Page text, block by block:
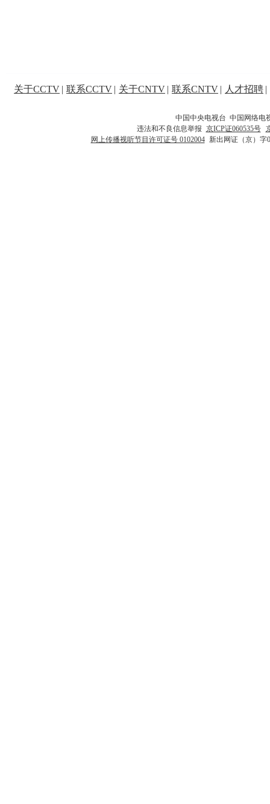
关于CCTV | 联系CCTV | 关于CNTV | 联系CNTV | 人才招聘 |
中国中央电视台 中国网络电
违法和不良信息举报 京ICP证060535号
网上传播视听节目许可证号 0102004 新出网证（京）